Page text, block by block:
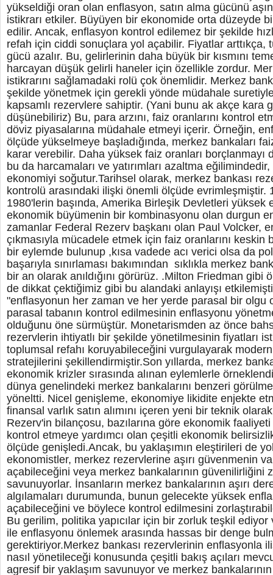
yükseldiği oran olan enflasyon, satın alma gücünü
istikrarı etkiler. Büyüyen bir ekonomide orta düzeyde
edilir. Ancak, enflasyon kontrol edilemez bir şekilde
refah için ciddi sonuçlara yol açabilir. Fiyatlar arttıkça,
gücü azalır. Bu, gelirlerinin daha büyük bir kısmını
harcayan düşük gelirli haneler için özellikle zordur.
istikrarını sağlamadaki rolü çok önemlidir. Merkez
şekilde yönetmek için gerekli yönde müdahale
kapsamlı rezervlere sahiptir. (Yani bunu ak akçe kara
düşünebiliriz) Bu, para arzını, faiz oranlarını kontrol
döviz piyasalarına müdahale etmeyi içerir. Örneğin,
ölçüde yükselmeye başladığında, merkez bankaları
karar verebilir. Daha yüksek faiz oranları borçlanmayı
bu da harcamaları ve yatırımları azaltma eğilimindedir,
ekonomiyi soğutur.Tarihsel olarak, merkez bankası
kontrolü arasındaki ilişki önemli ölçüde evrimleşmiştir.
1980'lerin başında, Amerika Birleşik Devletleri yüksek
ekonomik büyümenin bir kombinasyonu olan durgun
zamanlar Federal Rezerv başkanı olan Paul Volcker,
çıkmasıyla mücadele etmek için faiz oranlarını keskin
bir eylemde bulunup ,kısa vadede acı verici olsa da
başarıyla sınırlaması bakımından sıklıkla merkez
bir an olarak anıldığını görürüz. .Milton Friedman
de dikkat çektiğimiz gibi bu alandaki anlayışı
"enflasyonun her zaman ve her yerde parasal bir olgu
parasal tabanın kontrol edilmesinin enflasyonu
olduğunu öne sürmüştür. Monetarismden az önce
rezervlerin ihtiyatlı bir şekilde yönetilmesinin fiyatları
toplumsal refahı koruyabileceğini vurgulayarak modern
stratejilerini şekillendirmiştir.Son yıllarda, merkez
ekonomik krizler sırasında alınan eylemlerle
dünya genelindeki merkez bankalarını benzeri
yöneltti. Nicel genişleme, ekonomiye likidite enjekte
finansal varlık satın alımını içeren yeni bir teknik
Rezerv'in bilançosu, bazılarına göre ekonomik
kontrol etmeye yardımcı olan çeşitli ekonomik
ölçüde genişledi.Ancak, bu yaklaşımın eleştirileri de
ekonomistler, merkez rezervlerine aşırı güvenmenin
açabileceğini veya merkez bankalarının güvenilirliğini
savunuyorlar. İnsanların merkez bankalarının aşırı
algılamaları durumunda, bunun gelecekte yüksek
açabileceğini ve böylece kontrol edilmesini
Bu gerilim, politika yapıcılar için bir zorluk teşkil
ile enflasyonu önlemek arasında hassas bir denge
gerektiriyor.Merkez bankası rezervlerinin enflasyonla
nasıl yönetileceği konusunda çeşitli bakış açıları
agresif bir yaklaşım savunuyor ve merkez